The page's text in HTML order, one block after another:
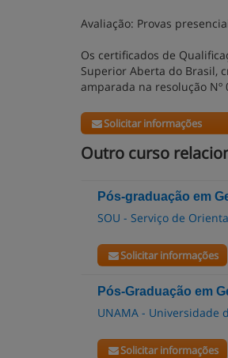
Avaliação: Provas
Os certificados de
Superior Aberta do Brasil,
amparada na resolução
Solicitar informações
Outro curso
Pós-graduação em
SOU - Serviço de
Solicitar informações
Pós-Graduação em
UNAMA - Universidade
Solicitar informações